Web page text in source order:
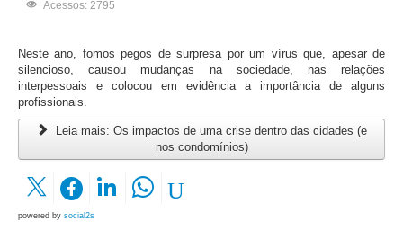
Acessos: 2795
Neste ano, fomos pegos de surpresa por um vírus que, apesar de
silencioso, causou mudanças na sociedade, nas relações
interpessoais e colocou em evidência a importância de alguns
profissionais.
Leia mais: Os impactos de uma crise dentro das cidades (e
nos condomínios)
powered by social2s